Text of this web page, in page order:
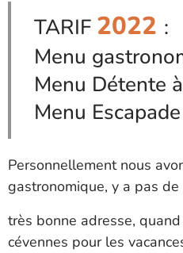
TARIF 2022 :
Menu
Menu Détente
Menu
Personnellement nous
gastronomique, y a pas
très bonne adresse,
cévennes pour les